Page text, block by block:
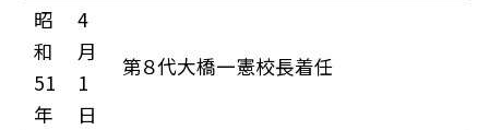
昭
和
51
年
4
月
1
日
第８代大橋一憲校長着任